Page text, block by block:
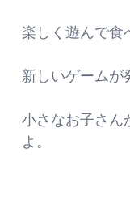
楽しく遊んで食
新しいゲームが
小さなお子さん
よ。